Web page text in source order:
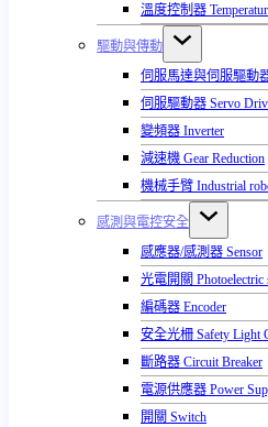
溫度控制器
驅動與傳動
伺服馬達與伺服驅動
伺服驅動器 Servo
變頻器 Inverter
減速機 Gear Reduction
機械手臂 Industrial
感測與電控安全
感應器/感測器 Sensor
光電開關 Photoelectric
編碼器 Encoder
安全光柵 Safety Light
斷路器 Circuit Breaker
電源供應器 Power
開關 Switch